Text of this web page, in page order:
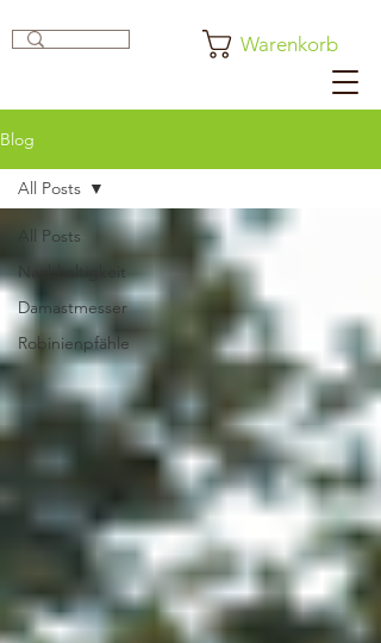
Warenkorb
Blog
All Posts
Nachhaltigkeit
Damastmesser
Robinienpfähle
All Posts